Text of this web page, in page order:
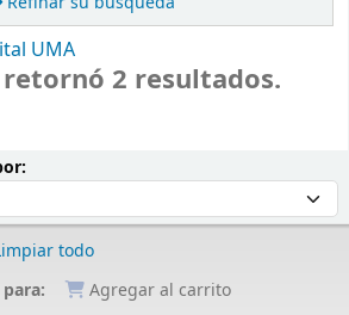
UMA
retornó 2 resultados.
todo
Agregar al carrito